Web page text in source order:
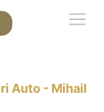
Auto - Mihail